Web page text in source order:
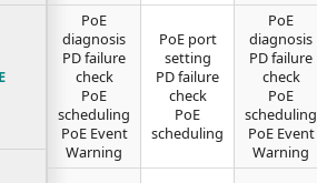
PoE
diagnosis
PD failure
check
PoE
scheduling
PoE Event
Warning
PoE port
setting
PD failure
check
PoE
scheduling
PoE
diagnosis
PD failure
check
PoE
scheduling
PoE Event
Warning